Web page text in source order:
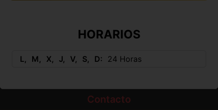
HORARIOS
L M X J V S D 24 Horas
Contacto